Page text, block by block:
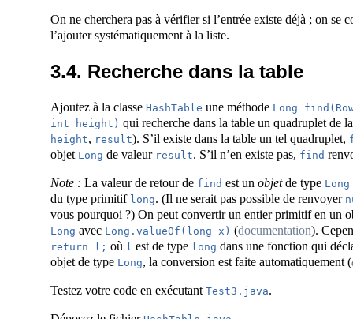
On ne cherchera pas à vérifier si l’entrée existe déjà ; on se
l’ajouter systématiquement à la liste.
3.4. Recherche dans la table
Ajoutez à la classe HashTable une méthode Long
int height) qui recherche dans la table un quadruplet de
height, result). S’il existe dans la table un tel quadruplet,
objet Long de valeur result. S’il n’en existe pas, find
Note : La valeur de retour de find est un objetde type Long
du type primitif long. (Il ne serait pas possible de renvoyer
vous pourquoi ?) On peut convertir un entier primitif en un
Long avec Long.valueOf(long x) (documentation).
return l; où l est de type long dans une fonction qui
objet de type Long, la conversion est faite automatiquement (
Testez votre code en exécutant Test3.java.